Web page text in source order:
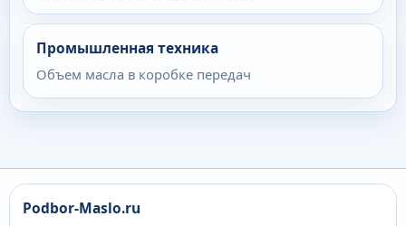
Промышленная техника
Объем масла в коробке передач
Podbor-Maslo.ru